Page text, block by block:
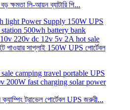
ক্ষমতা লি-আয়ন ব্যাটারি পি...
পাওয়ার সাপ্লাই 150W UPS পোর্টেবল
ট্রাভেল পোর্টেবল UPS জরুরী...